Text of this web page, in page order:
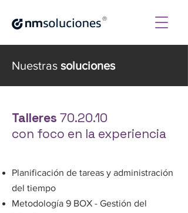
®
Nuestras soluciones
Talleres 70.20.10
con foco en la experiencia
Planificación de tareas y administración
del tiempo
Metodología 9 BOX - Gestión del